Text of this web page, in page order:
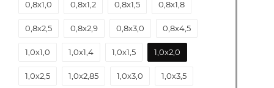
0,8х1,0 0,8х1,2 0,8х1,5 0,8х1,8
0,8х2,5 0,8х2,9 0,8х3,0 0,8х4,5
1,0х1,0 1,0х1,4 1,0х1,5 1,0х2,0
1,0х2,5 1,0х2,85 1,0х3,0 1,0х3,5